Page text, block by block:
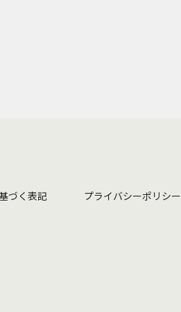
づく表記 プライバシーポリシー